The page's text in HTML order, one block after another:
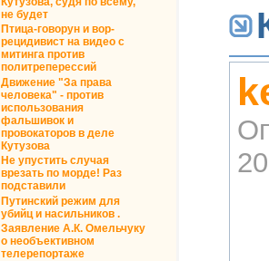
не будет
Птица-говорун и вор-
рецидивист на видео с
митинга против
политреперессий
Движение "За права
человека" - против
использования
фальшивок и
провокаторов в деле
Кутузова
Не упустить случая
врезать по морде! Раз
подставили
Путинский режим для
убийц и насильников .
Заявление А.К. Омельчуку
о необъективном
телерепортаже